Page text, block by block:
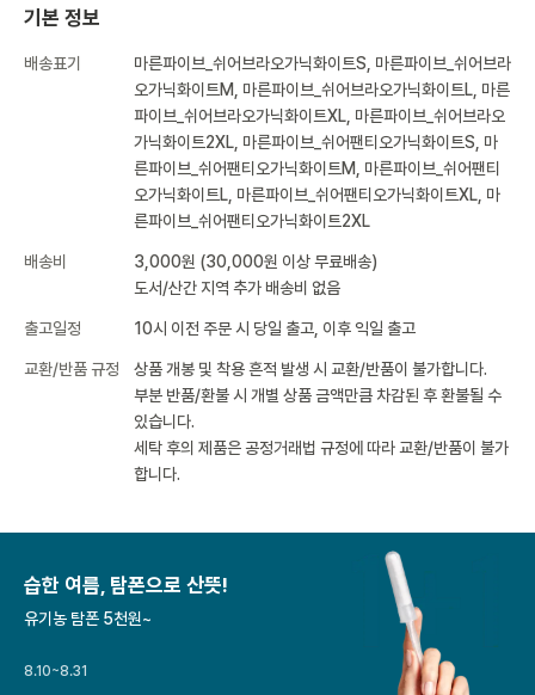
기본 정보
배송표기
마른파이브_쉬어브라오가닉화이트S, 마른파이브_쉬어브라
오가닉화이트M, 마른파이브_쉬어브라오가닉화이트L, 마른
파이브_쉬어브라오가닉화이트XL, 마른파이브_쉬어브라오
가닉화이트2XL, 마른파이브_쉬어팬티오가닉화이트S, 마
른파이브_쉬어팬티오가닉화이트M, 마른파이브_쉬어팬티
오가닉화이트L, 마른파이브_쉬어팬티오가닉화이트XL, 마
른파이브_쉬어팬티오가닉화이트2XL
배송비
3,000원 (30,000원 이상 무료배송)
도서/산간 지역 추가 배송비 없음
출고일정 10시 이전 주문 시 당일 출고, 이후 익일 출고
교환/반품 규정
상품 개봉 및 착용 흔적 발생 시 교환/반품이 불가합니다.
부분 반품/환불 시 개별 상품 금액만큼 차감된 후 환불될 수
있습니다.
세탁 후의 제품은 공정거래법 규정에 따라 교환/반품이 불가
합니다.
습한 여름, 탐폰으로 산뜻!
유기농 탐폰 5천원~
8.10~8.31